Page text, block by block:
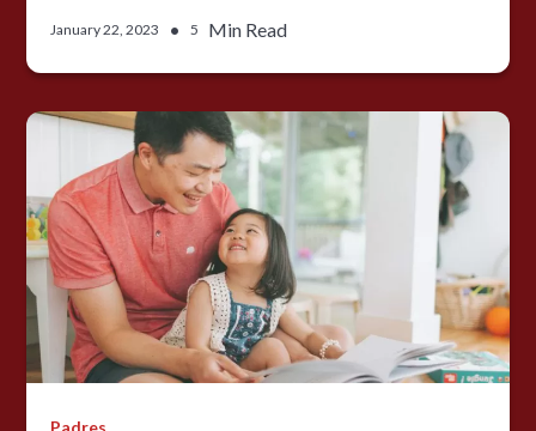
January 22, 2023 • 5 Min Read